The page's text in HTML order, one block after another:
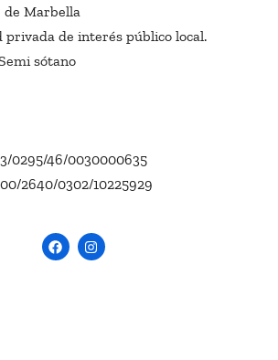
de Marbella
privada de interés público local.
sótano
0295/46/0030000635
2640/0302/10225929